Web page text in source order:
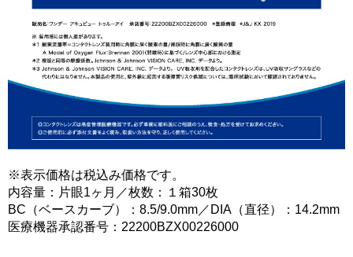
※表示価格は税込み価格です。
内容量：片眼1ヶ月／枚数：１箱30枚
BC（ベースカーブ）：8.5/9.0mm／DIA（直径）：14.2mm
医療機器承認番号：22200BZX00226000